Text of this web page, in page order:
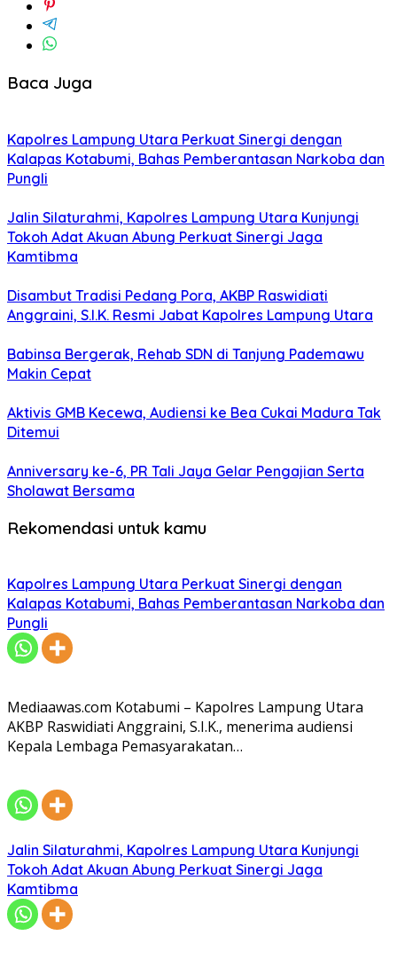
Baca Juga
Kapolres Lampung Utara Perkuat Sinergi dengan
Kalapas Kotabumi, Bahas Pemberantasan Narkoba dan
Pungli
Jalin Silaturahmi, Kapolres Lampung Utara Kunjungi
Tokoh Adat Akuan Abung Perkuat Sinergi Jaga
Kamtibma
Disambut Tradisi Pedang Pora, AKBP Raswidiati
Anggraini, S.I.K. Resmi Jabat Kapolres Lampung Utara
Babinsa Bergerak, Rehab SDN di Tanjung Pademawu
Makin Cepat
Aktivis GMB Kecewa, Audiensi ke Bea Cukai Madura Tak
Ditemui
Anniversary ke-6, PR Tali Jaya Gelar Pengajian Serta
Sholawat Bersama
Rekomendasi untuk kamu
Kapolres Lampung Utara Perkuat Sinergi dengan
Kalapas Kotabumi, Bahas Pemberantasan Narkoba dan
Pungli
Mediaawas.com Kotabumi – Kapolres Lampung Utara
AKBP Raswidiati Anggraini, S.I.K., menerima audiensi
Kepala Lembaga Pemasyarakatan…
Jalin Silaturahmi, Kapolres Lampung Utara Kunjungi
Tokoh Adat Akuan Abung Perkuat Sinergi Jaga
Kamtibma